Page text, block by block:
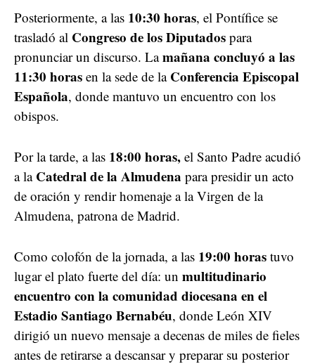
Posteriormente, a las 10:30 horas, el Pontífice se
trasladó al Congreso de los Diputados para
pronunciar un discurso. Lamañana concluyó a las
11:30 horas en la sede de la Conferencia Episcopal
Española, donde mantuvo un encuentro con los
obispos.
Por la tarde, a las 18:00 horas, el Santo Padre acudió
a la Catedral de la Almudena para presidir un acto
de oración y rendir homenaje a la Virgen de la
Almudena, patrona de Madrid.
Como colofón de la jornada, a las 19:00 horas tuvo
lugar el plato fuerte del día: un multitudinario
encuentro con la comunidad diocesana en el
Estadio Santiago Bernabéu, donde León XIV
dirigió un nuevo mensaje a decenas de miles de fieles
antes de retirarse a descansar y preparar su posterior